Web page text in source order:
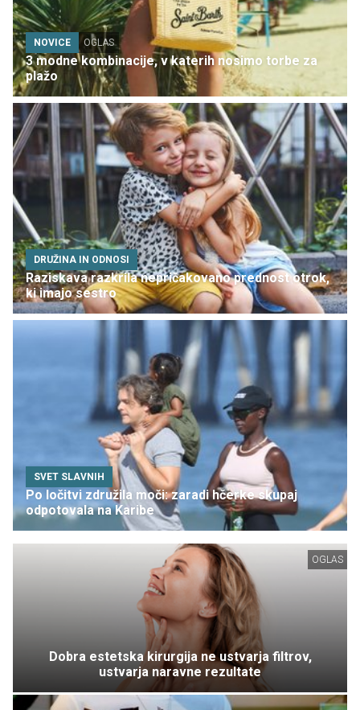
NOVICE OGLAS
3 modne kombinacije, v katerih nosimo torbe za
plažo
DRUŽINA IN ODNOSI
Raziskava razkrila nepričakovano prednost otrok,
ki imajo sestro
SVET SLAVNIH
Po ločitvi združila moči: zaradi hčerke skupaj
odpotovala na Karibe
OGLAS
Dobra estetska kirurgija ne ustvarja filtrov,
ustvarja naravne rezultate